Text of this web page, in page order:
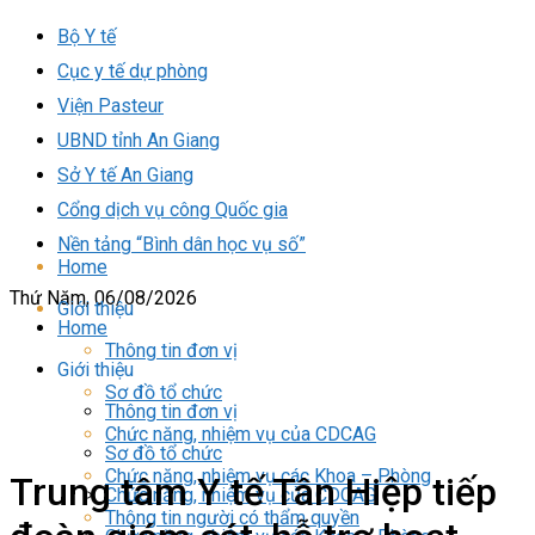
Bộ Y tế
Cục y tế dự phòng
Viện Pasteur
UBND tỉnh An Giang
Sở Y tế An Giang
Cổng dịch vụ công Quốc gia
Nền tảng “Bình dân học vụ số”
Thứ Năm, 06/08/2026
Home
Giới thiệu
Thông tin đơn vị
Sơ đồ tổ chức
Chức năng, nhiệm vụ của CDCAG
Chức năng, nhiệm vụ các Khoa – Phòng
Thông tin người có thẩm quyền
Home
Giới thiệu
Thông tin đơn vị
Sơ đồ tổ chức
Chức năng, nhiệm vụ của CDCAG
Trung tâm Y tế Tân Hiệp tiếp